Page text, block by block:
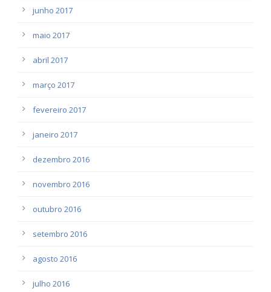
junho 2017
maio 2017
abril 2017
março 2017
fevereiro 2017
janeiro 2017
dezembro 2016
novembro 2016
outubro 2016
setembro 2016
agosto 2016
julho 2016